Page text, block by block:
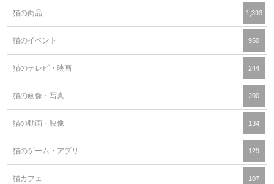
猫の商品 1,393
猫のイベント 950
猫のテレビ・映画 244
猫の画像・写真 200
猫の動画・映像 134
猫のゲーム・アプリ 129
猫カフェ 107